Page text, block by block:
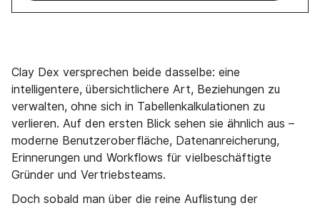
Clay Dex versprechen beide dasselbe: eine
intelligentere, übersichtlichere Art, Beziehungen zu
verwalten, ohne sich in Tabellenkalkulationen zu
verlieren. Auf den ersten Blick sehen sie ähnlich aus –
moderne Benutzeroberfläche, Datenanreicherung,
Erinnerungen und Workflows für vielbeschäftigte
Gründer und Vertriebsteams.
Doch sobald man über die reine Auflistung der